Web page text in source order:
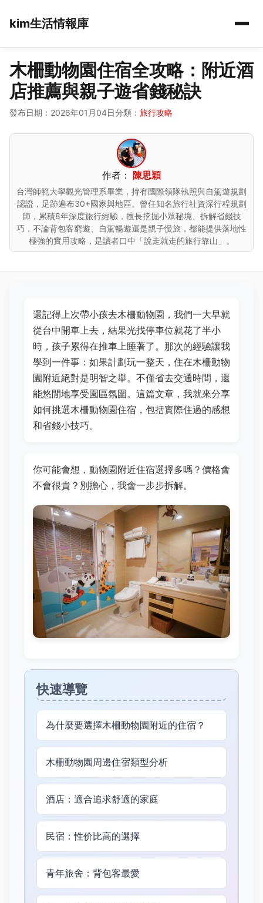
kim生活情報庫
木柵動物園住宿全攻略：附近酒
店推薦與親子遊省錢秘訣
發布日期：2026年01月04日分類： 旅行攻略
作者： 陳思穎
台灣師範大學觀光管理系畢業，持有國際領隊執照與自駕遊規劃
認證，足跡遍布30+國家與地區。曾任知名旅行社資深行程規劃
師，累積8年深度旅行經驗，擅長挖掘小眾秘境、拆解省錢技
巧，不論背包客窮遊、自駕暢遊還是親子慢旅，都能提供落地性
極強的實用攻略，是讀者口中「說走就走的旅行靠山」。
還記得上次帶小孩去木柵動物園，我們一大早就
從台中開車上去，結果光找停車位就花了半小
時，孩子累得在推車上睡著了。那次的經驗讓我
學到一件事：如果計劃玩一整天，住在木柵動物
園附近絕對是明智之舉。不僅省去交通時間，還
能悠閒地享受園區氛圍。這篇文章，我就來分享
如何挑選木柵動物園住宿，包括實際住過的感想
和省錢小技巧。
你可能會想，動物園附近住宿選擇多嗎？價格會
不會很貴？別擔心，我會一步步拆解。
快速導覽
為什麼要選擇木柵動物園附近的住宿？
木柵動物園周邊住宿類型分析
酒店：適合追求舒適的家庭
民宿：性价比高的選擇
青年旅舍：背包客最愛